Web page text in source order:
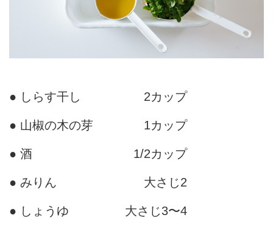
● しらす干し 2カップ
● 山椒の木の芽 1カップ
● 酒 1/2カップ
● みりん 大さじ2
● しょうゆ 大さじ3〜4